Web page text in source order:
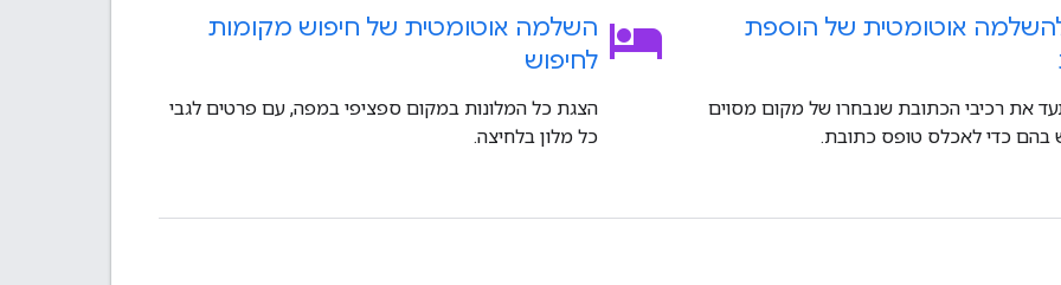
אוטומטית של הוספת
את רכיבי הכתובת שנבחרו של מקום מסוים
בהם כדי לאכלס טופס כתובת.
hotel השלמה אוטומטית של חיפוש מקומות
לחיפוש
הצגת כל המלונות במקום ספציפי במפה, עם פרטים לגבי
כל מלון בלחיצה.